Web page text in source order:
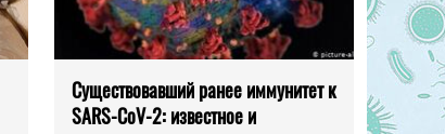
Существовавший ранее иммунитет к
SARS-CoV-2: известное и